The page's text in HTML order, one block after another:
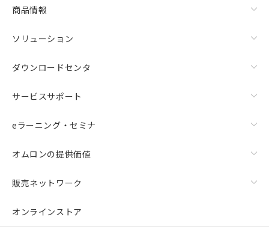
商品情報
ソリューション
ダウンロードセンタ
サービスサポート
eラーニング・セミナ
オムロンの提供価値
販売ネットワーク
オンラインストア